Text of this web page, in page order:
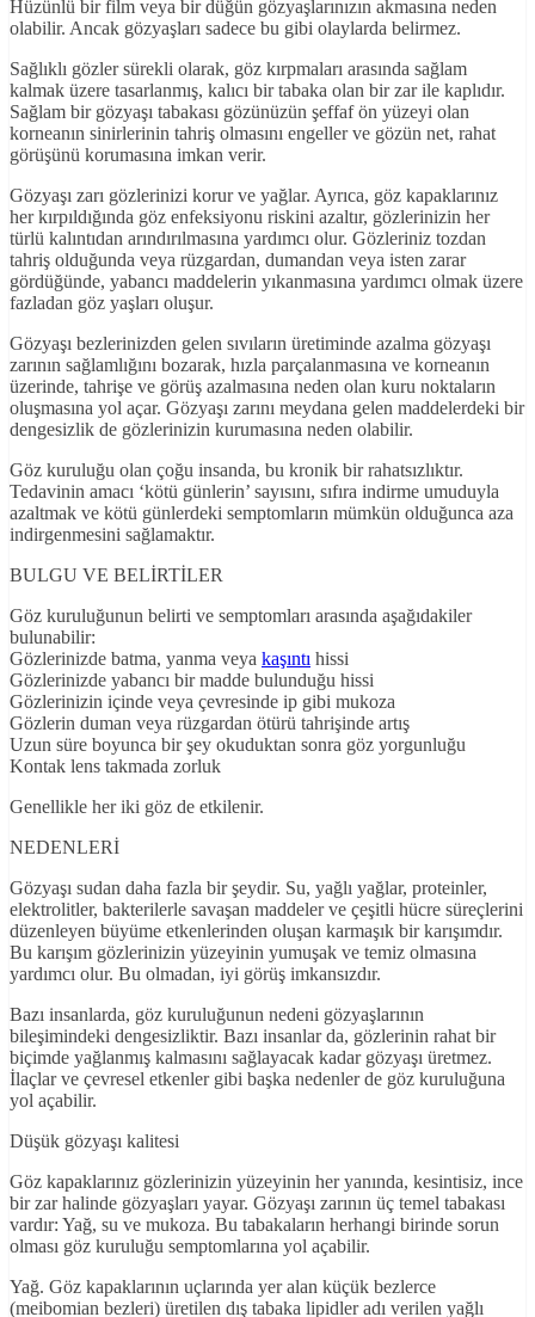
Hüzünlü bir film veya bir düğün gözyaşlarınızın akmasına neden
olabilir. Ancak gözyaşları sadece bu gibi olaylarda belirmez.
Sağlıklı gözler sürekli olarak, göz kırpmaları arasında sağlam
kalmak üzere tasarlanmış, kalıcı bir tabaka olan bir zar ile kaplıdır.
Sağlam bir gözyaşı tabakası gözünüzün şeffaf ön yüzeyi olan
korneanın sinirlerinin tahriş olmasını engeller ve gözün net, rahat
görüşünü korumasına imkan verir.
Gözyaşı zarı gözlerinizi korur ve yağlar. Ayrıca, göz kapaklarınız
her kırpıldığında göz enfeksiyonu riskini azaltır, gözlerinizin her
türlü kalıntıdan arındırılmasına yardımcı olur. Gözleriniz tozdan
tahriş olduğunda veya rüzgardan, dumandan veya isten zarar
gördüğünde, yabancı maddelerin yıkanmasına yardımcı olmak üzere
fazladan göz yaşları oluşur.
Gözyaşı bezlerinizden gelen sıvıların üretiminde azalma gözyaşı
zarının sağlamlığını bozarak, hızla parçalanmasına ve korneanın
üzerinde, tahrişe ve görüş azalmasına neden olan kuru noktaların
oluşmasına yol açar. Gözyaşı zarını meydana gelen maddelerdeki bir
dengesizlik de gözlerinizin kurumasına neden olabilir.
Göz kuruluğu olan çoğu insanda, bu kronik bir rahatsızlıktır.
Tedavinin amacı ‘kötü günlerin’ sayısını, sıfıra indirme umuduyla
azaltmak ve kötü günlerdeki semptomların mümkün olduğunca aza
indirgenmesini sağlamaktır.
BULGU VE BELİRTİLER
Göz kuruluğunun belirti ve semptomları arasında aşağıdakiler
bulunabilir:
Gözlerinizde batma, yanma veya kaşıntı hissi
Gözlerinizde yabancı bir madde bulunduğu hissi
Gözlerinizin içinde veya çevresinde ip gibi mukoza
Gözlerin duman veya rüzgardan ötürü tahrişinde artış
Uzun süre boyunca bir şey okuduktan sonra göz yorgunluğu
Kontak lens takmada zorluk
Genellikle her iki göz de etkilenir.
NEDENLERİ
Gözyaşı sudan daha fazla bir şeydir. Su, yağlı yağlar, proteinler,
elektrolitler, bakterilerle savaşan maddeler ve çeşitli hücre süreçlerini
düzenleyen büyüme etkenlerinden oluşan karmaşık bir karışımdır.
Bu karışım gözlerinizin yüzeyinin yumuşak ve temiz olmasına
yardımcı olur. Bu olmadan, iyi görüş imkansızdır.
Bazı insanlarda, göz kuruluğunun nedeni gözyaşlarının
bileşimindeki dengesizliktir. Bazı insanlar da, gözlerinin rahat bir
biçimde yağlanmış kalmasını sağlayacak kadar gözyaşı üretmez.
İlaçlar ve çevresel etkenler gibi başka nedenler de göz kuruluğuna
yol açabilir.
Düşük gözyaşı kalitesi
Göz kapaklarınız gözlerinizin yüzeyinin her yanında, kesintisiz, ince
bir zar halinde gözyaşları yayar. Gözyaşı zarının üç temel tabakası
vardır: Yağ, su ve mukoza. Bu tabakaların herhangi birinde sorun
olması göz kuruluğu semptomlarına yol açabilir.
Yağ. Göz kapaklarının uçlarında yer alan küçük bezlerce
(meibomian bezleri) üretilen dış tabaka lipidler adı verilen yağlı